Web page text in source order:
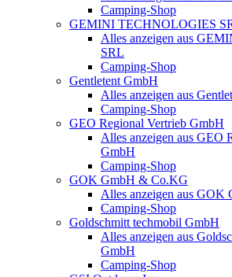
Camping-Shop
GEMINI TECHNOLOGIES
Alles anzeigen aus
SRL
Camping-Shop
Gentletent GmbH
Alles anzeigen aus
Camping-Shop
GEO Regional Vertrieb GmbH
Alles anzeigen aus GEO
GmbH
Camping-Shop
GOK GmbH & Co.KG
Alles anzeigen aus
Camping-Shop
Goldschmitt techmobil GmbH
Alles anzeigen aus
GmbH
Camping-Shop